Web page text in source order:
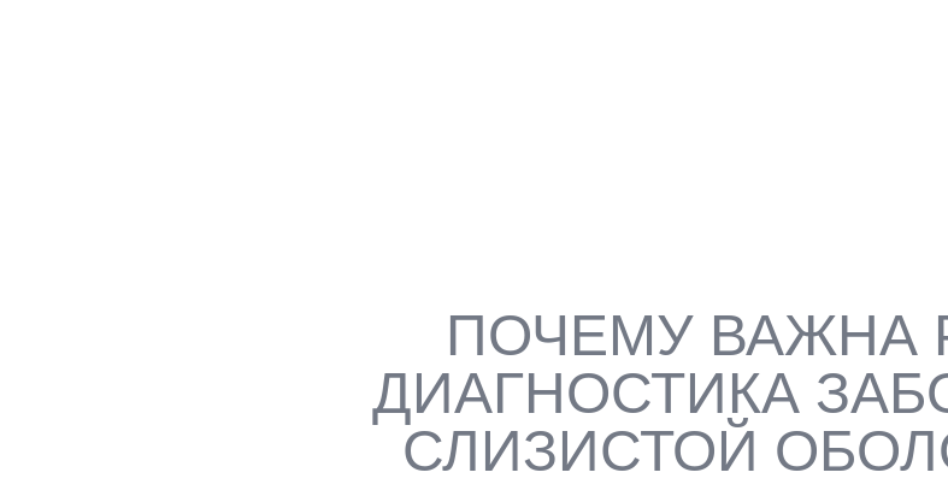
ПОЧЕМУ ВАЖНА
ДИАГНОСТИКА
СЛИЗИСТОЙ